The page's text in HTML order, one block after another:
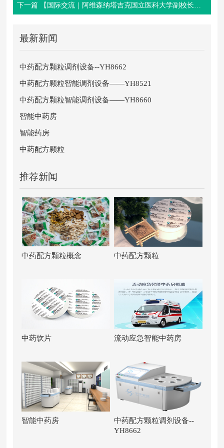
最新新闻
中药配方颗粒调剂设备--YH8662
中药配方颗粒智能调剂设备——YH8521
中药配方颗粒智能调剂设备——YH8660
智能中药房
智能药房
中药配方颗粒
推荐新闻
中药配方颗粒概念 中药配方颗粒
中药饮片 流动应急智能中药房
智能中药房
中药配方颗粒调剂设备--
YH8662